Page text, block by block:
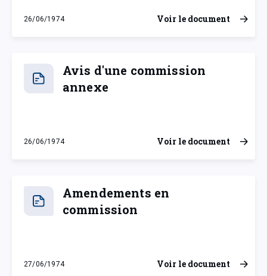
26/06/1974
mercredi 26 juin 1974
Voir le document
Avis d'une commission
annexe
26/06/1974
mercredi 26 juin 1974
Voir le document
Amendements en
commission
27/06/1974
jeudi 27 juin 1974
Voir le document